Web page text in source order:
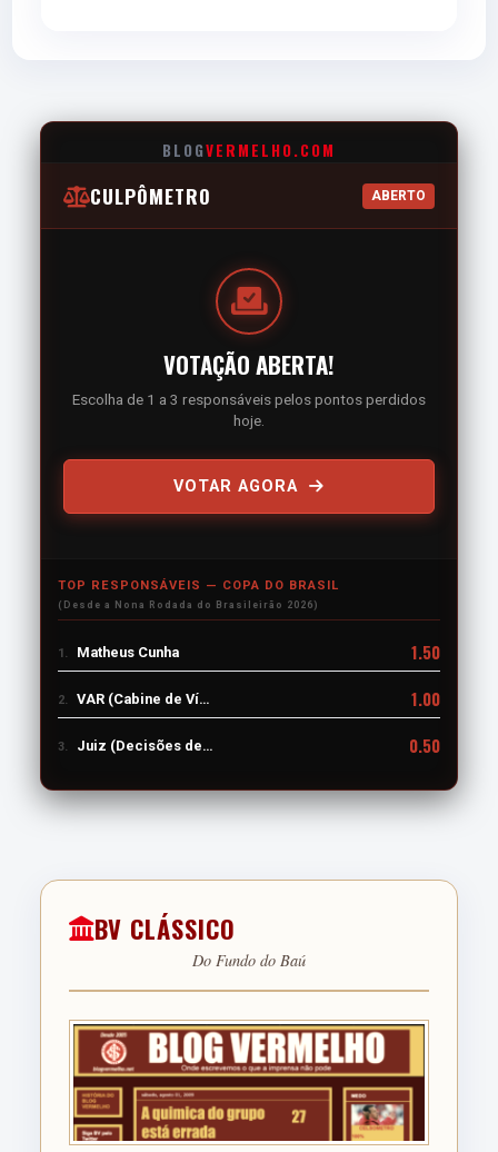
5.0
ALAN PATRICK
5.0
MATHEUS BAHIA
5.0
RAFAEL BORRÉ
F
JOHAN CARBONERO
F
5.0
SUPLENTES
ALEXANDRO
BERNABEI
D • Entrou aos 62'
BLOGVERMELHO.COM
CULPÔMETRO ABERTO
VOTAÇÃO ABERTA!
Escolha de 1 a 3 responsáveis pelos pontos perdidos
hoje.
VOTAR AGORA
TOP RESPONSÁVEIS — COPA DO BRASIL
(Desde a Nona Rodada do Brasileirão 2026)
1. Matheus Cunha 1.50
2. VAR (Cabine de Vídeo) 1.00
3. Juiz (Decisões de Campo) 0.50
BV CLÁSSICO
Do Fundo do Baú